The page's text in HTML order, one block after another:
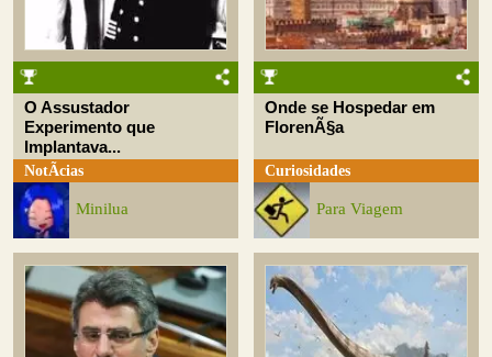
O Assustador
Experimento que
Implantava...
NotÃ­cias
Minilua
Onde se Hospedar em
FlorenÃ§a
Curiosidades
Para Viagem